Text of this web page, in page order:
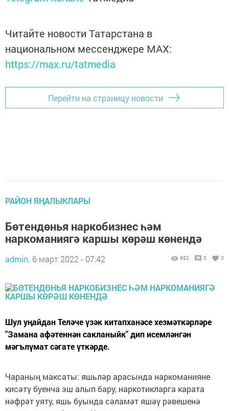
Читайте новости Татарстана в
национальном мессенджере MАХ:
https://max.ru/tatmedia
Перейти на страницу новости
РАЙОН ЯҢАЛЫКЛАРЫ
Бөтендөнья наркобизнес һәм
наркоманиягә каршы көрәш көнендә
admin, 6 март 2022 - 07:42 662 0 0
Шул уңайдан Теләче үзәк китапханәсе хезмәткәрләре
"Замана афәтеннән сакланыйк" дип исемләнгән
мәгълүмат сәгате үткәрде.
Чараның максаты: яшьләр арасында наркоманияне
кисәтү буенча эш алып бару, наркотикларга карата
нәфрәт уяту, яшь буында сәламәт яшәү рәвешенә